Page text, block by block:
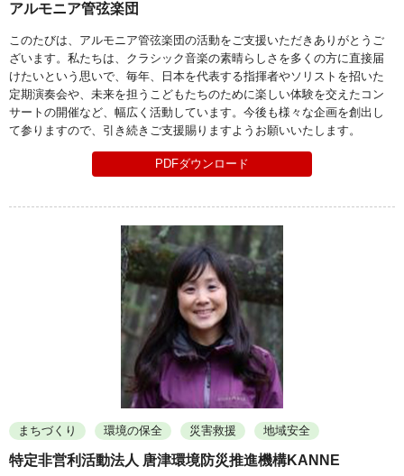
アルモニア管弦楽団
このたびは、アルモニア管弦楽団の活動をご支援いただきありがとうご
ざいます。私たちは、クラシック音楽の素晴らしさを多くの方に直接届
けたいという思いで、毎年、日本を代表する指揮者やソリストを招いた
定期演奏会や、未来を担うこどもたちのために楽しい体験を交えたコン
サートの開催など、幅広く活動しています。今後も様々な企画を創出し
て参りますので、引き続きご支援賜りますようお願いいたします。
PDFダウンロード
まちづくり 環境の保全 災害救援 地域安全
特定非営利活動法人 唐津環境防災推進機構KANNE